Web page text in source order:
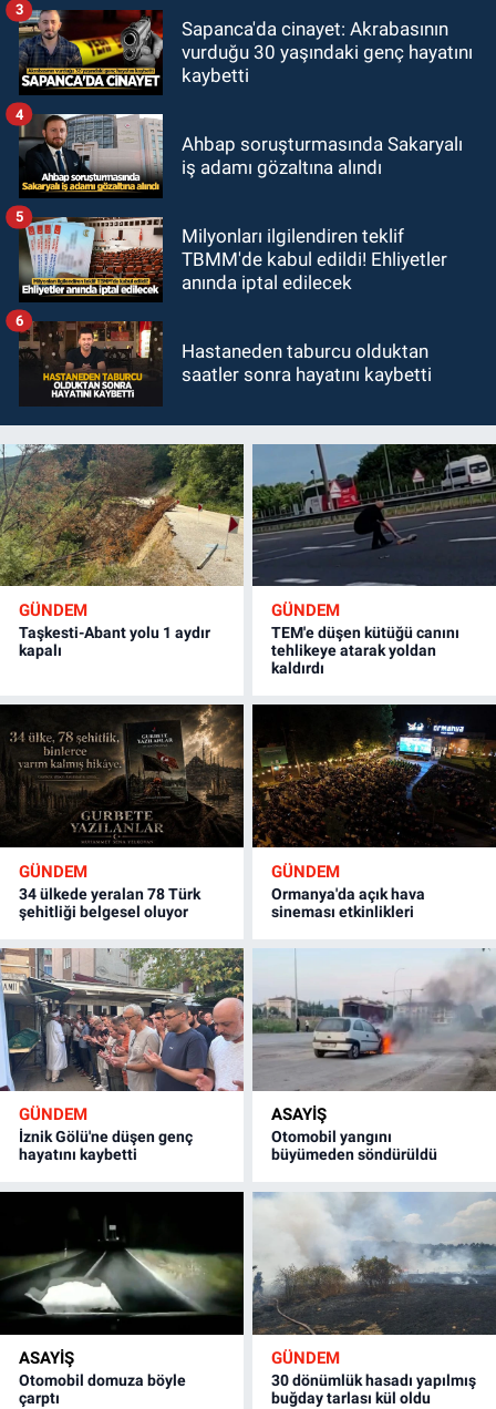
Sapanca'da cinayet: Akrabasının
vurduğu 30 yaşındaki genç hayatını
kaybetti
3
Ahbap soruşturmasında Sakaryalı
iş adamı gözaltına alındı
4
Milyonları ilgilendiren teklif
TBMM'de kabul edildi! Ehliyetler
anında iptal edilecek
5
Hastaneden taburcu olduktan
saatler sonra hayatını kaybetti
6
GÜNDEM
Taşkesti-Abant yolu 1 aydır
kapalı
GÜNDEM
TEM'e düşen kütüğü canını
tehlikeye atarak yoldan
kaldırdı
GÜNDEM
34 ülkede yeralan 78 Türk
şehitliği belgesel oluyor
GÜNDEM
Ormanya'da açık hava
sineması etkinlikleri
GÜNDEM
İznik Gölü'ne düşen genç
hayatını kaybetti
ASAYİŞ
Otomobil yangını
büyümeden söndürüldü
ASAYİŞ
Otomobil domuza böyle
çarptı
GÜNDEM
30 dönümlük hasadı yapılmış
buğday tarlası kül oldu